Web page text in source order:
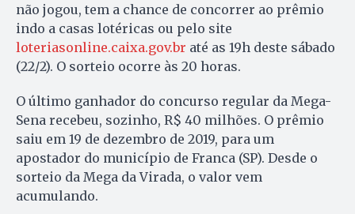
não jogou, tem a chance de concorrer ao prêmio
indo a casas lotéricas ou pelo site
loteriasonline.caixa.gov.br até as 19h deste sábado
(22/2). O sorteio ocorre às 20 horas.
O último ganhador do concurso regular da Mega-
Sena recebeu, sozinho, R$ 40 milhões. O prêmio
saiu em 19 de dezembro de 2019, para um
apostador do município de Franca (SP). Desde o
sorteio da Mega da Virada, o valor vem
acumulando.